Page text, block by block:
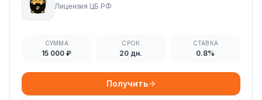
Лицензия ЦБ РФ
СУММА
15 000 ₽
СРОК
20 дн.
СТАВКА
0.8%
Получить